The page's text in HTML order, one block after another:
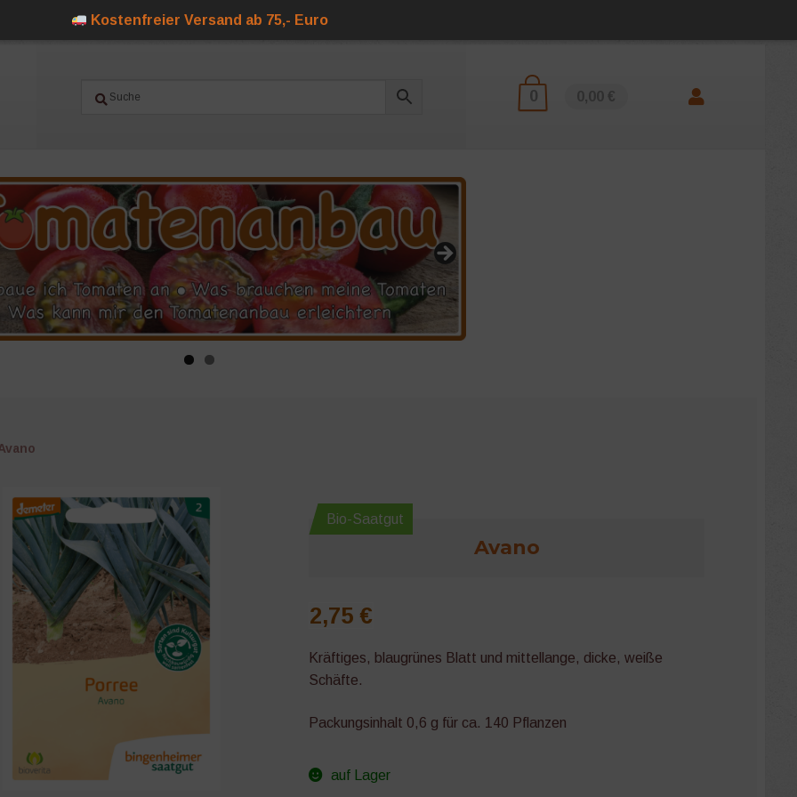
Kostenfreier Versand ab 75,- Euro
0 0,00 €
Bio-Saatgut
Avano
2,75€
Kräftiges, blaugrünes Blatt und mittellange, dicke, weiße
Schäfte.
Packungsinhalt 0,6 g für ca. 140 Pflanzen
auf Lager